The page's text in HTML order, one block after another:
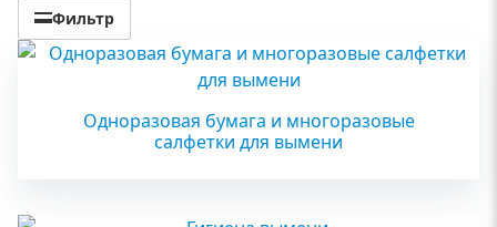
Фильтр
Одноразовая бумага и многоразовые
салфетки для вымени